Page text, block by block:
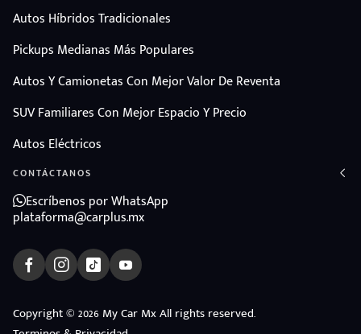
Autos Híbridos Tradicionales
Pickups Medianas Más Populares
Autos Y Camionetas Con Mejor Valor De Reventa
SUV Familiares Con Mejor Espacio Y Precio
Autos Eléctricos
CONTÁCTANOS
Escríbenos por WhatsApp
plataforma@carplus.mx
Copyright © 2026 My Car Mx All rights reserved.